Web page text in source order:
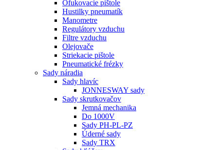
Ofukovacie pištole
Hustilky pneumatík
Manometre
Regulátory vzduchu
Filtre vzduchu
Olejovače
Striekacie pištole
Pneumatické frézky
Sady náradia
Sady hlavíc
JONNESWAY sady
Sady skrutkovačov
Jemná mechanika
Do 1000V
Sady PH-PL-PZ
Úderné sady
Sady TRX